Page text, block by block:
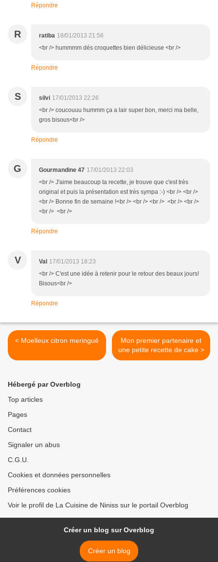
Répondre
R ratiba 18/01/2013 21:56
<br /> hummmm dés croquettes bien délicieuse <br />
Répondre
S silvi 17/01/2013 22:26
<br /> coucouuu hummm ça a lair super bon, merci ma belle,
gros bisous<br />
Répondre
G Gourmandine 47 17/01/2013 22:03
<br /> J'aime beaucoup ta recette, je trouve que c'est très
original et puis la présentation est très sympa :-) <br /> <br />
<br /> Bonne fin de semaine !<br /> <br /> <br /> <br /> <br />
<br /> <br />
Répondre
V Val 17/01/2013 18:23
<br /> C'est une idée à retenir pour le retour des beaux jours!
Bisous<br />
Répondre
< Moelleux citron meringué
Mon premier partenaire et
une petite recette de cake >
Hébergé par Overblog
Top articles
Pages
Contact
Signaler un abus
C.G.U.
Cookies et données personnelles
Préférences cookies
Voir le profil de La Cuisine de Niniss sur le portail Overblog
Créer un blog sur Overblog
Créer un blog